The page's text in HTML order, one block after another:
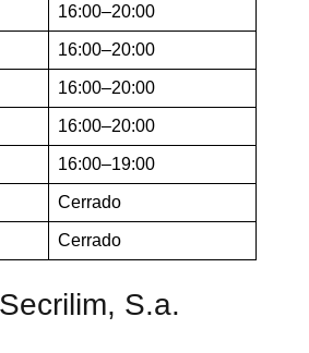
16:00–20:00
16:00–20:00
16:00–20:00
16:00–20:00
16:00–19:00
Cerrado
Cerrado
S.a.